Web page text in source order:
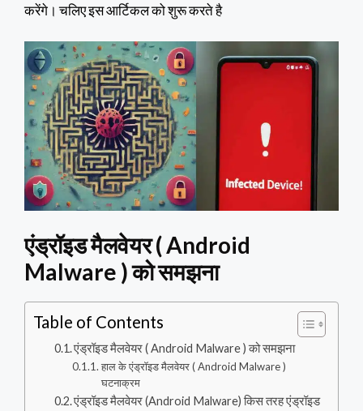
करेंगे। चलिए इस आर्टिकल को शुरू करते है
एंड्रॉइड मैलवेयर ( Android
Malware ) को समझना
Table of Contents
एंड्रॉइड मैलवेयर ( Android Malware ) को समझना
हाल के एंड्रॉइड मैलवेयर ( Android Malware )
घटनाक्रम
एंड्रॉइड मैलवेयर (Android Malware) किस तरह एंड्रॉइड